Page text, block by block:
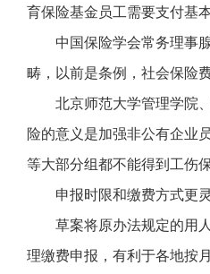
育保险基金员工需要支付基
中国保险学会常务理事
畴，以前是条例，社会保险
北京师范大学管理学院
险的意义是加强非公有企业
等大部分组都不能得到工伤
申报时限和缴费方式更
草案将原办法规定的用
理缴费申报，有利于各地按